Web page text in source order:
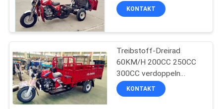
hydraulisches Dump-
200CC
KONTAKT
Treibstoff-Dreirad
60KM/H 200CC 250CC
300CC verdoppeln
wassergekühltes
KONTAKT